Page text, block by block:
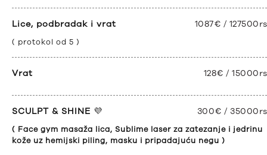
Lice, podbradak i vrat 1087€ /
( protokol od 5 )
Vrat 128€ /
SCULPT & SHINE 💜 300€ /
( Face gym masaža lica, Sublime laser za zatezanje i jedrinu
kože uz hemijski piling, masku i pripadajuću negu )